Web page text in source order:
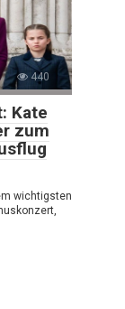
440
Kate
zum
wichtigsten